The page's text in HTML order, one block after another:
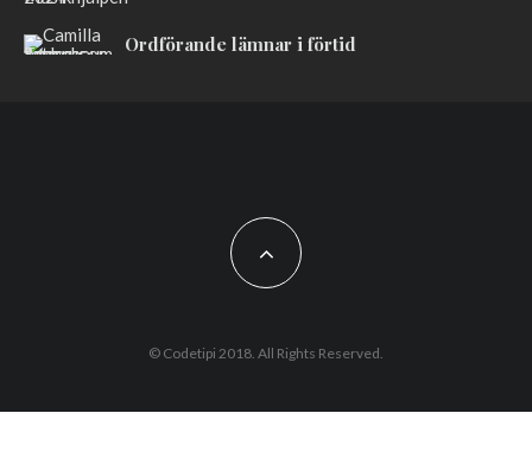
Ordförande lämnar i förtid
© Codetipi 2018. All Rights Reserved.